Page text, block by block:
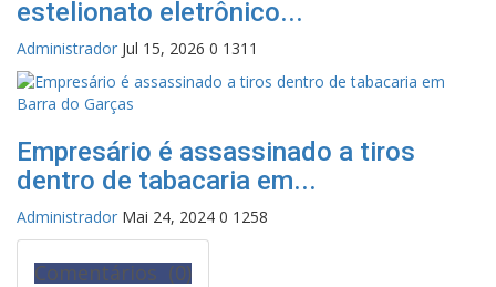
estelionato eletrônico...
Administrador Jul 15, 2026 0 1311
Empresário é assassinado a tiros
dentro de tabacaria em...
Administrador Mai 24, 2024 0 1258
Comentários (0)